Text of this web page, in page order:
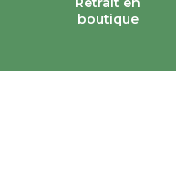
boutique